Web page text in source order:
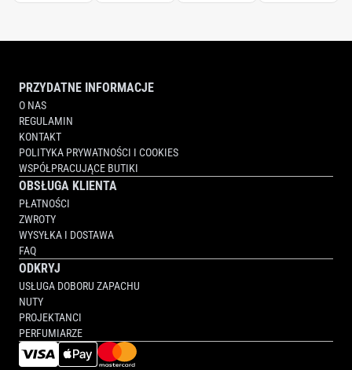
PRZYDATNE INFORMACJE
O NAS
REGULAMIN
KONTAKT
POLITYKA PRYWATNOŚCI I COOKIES
WSPÓŁPRACUJĄCE BUTIKI
OBSŁUGA KLIENTA
PŁATNOŚCI
ZWROTY
WYSYŁKA I DOSTAWA
FAQ
ODKRYJ
USŁUGA DOBORU ZAPACHU
NUTY
PROJEKTANCI
PERFUMIARZE